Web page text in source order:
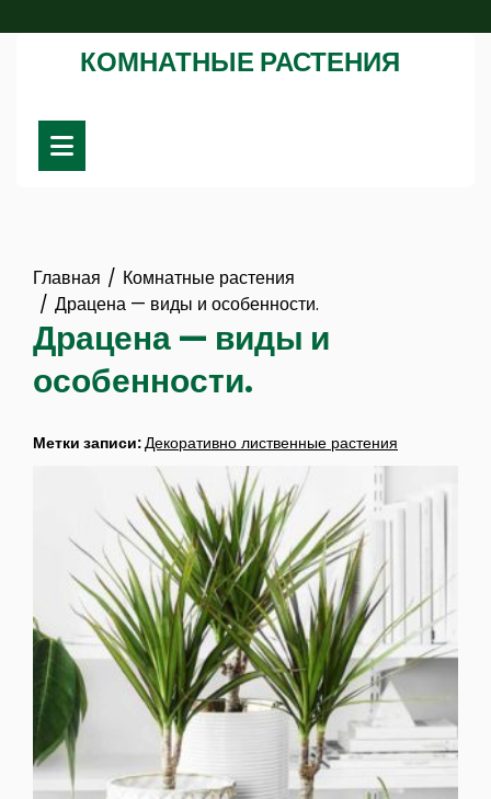
к
содержимомуКОМНАТНЫЕ РАСТЕНИЯ
Главная
Комнатные растения
Драцена — виды и особенности.
Драцена — виды и
особенности.
Метки записи:Декоративно лиственные растения